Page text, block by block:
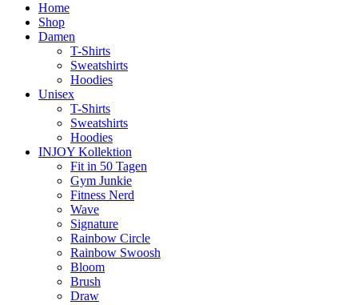
Home
Shop
Damen
T-Shirts
Sweatshirts
Hoodies
Unisex
T-Shirts
Sweatshirts
Hoodies
INJOY Kollektion
Fit in 50 Tagen
Gym Junkie
Fitness Nerd
Wave
Signature
Rainbow Circle
Rainbow Swoosh
Bloom
Brush
Draw